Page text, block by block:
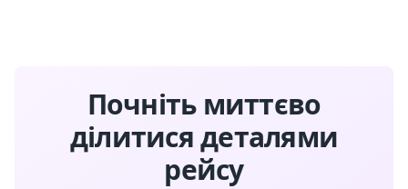
Почніть миттєво
ділитися деталями
рейсу